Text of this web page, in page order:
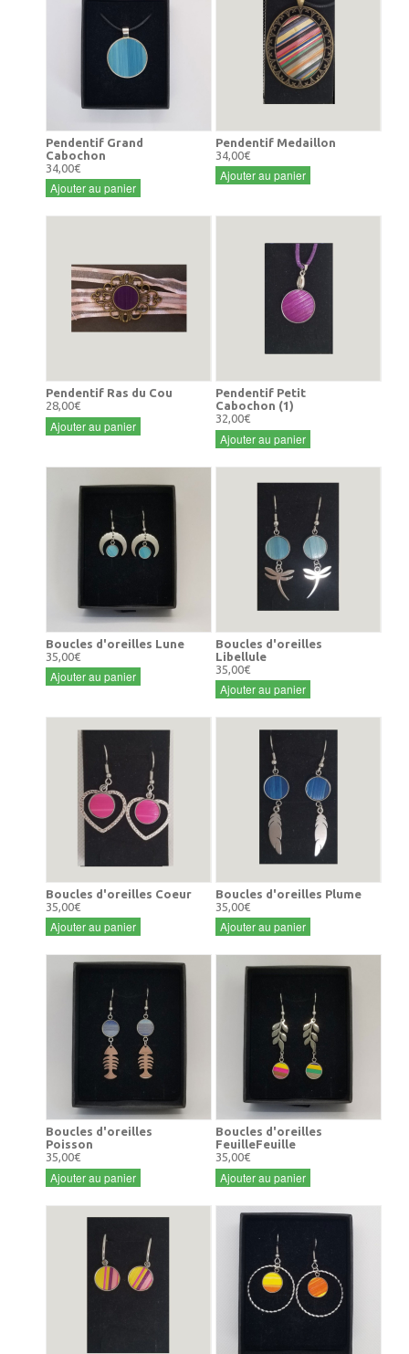
Pendentif Grand
Cabochon
34,00€
Ajouter au panier
Pendentif Medaillon
34,00€
Ajouter au panier
Pendentif Ras du Cou
28,00€
Ajouter au panier
Pendentif Petit
Cabochon (1)
32,00€
Ajouter au panier
Boucles d'oreilles Lune
35,00€
Ajouter au panier
Boucles d'oreilles
Libellule
35,00€
Ajouter au panier
Boucles d'oreilles Coeur
35,00€
Ajouter au panier
Boucles d'oreilles Plume
35,00€
Ajouter au panier
Boucles d'oreilles
Poisson
35,00€
Ajouter au panier
Boucles d'oreilles
FeuilleFeuille
35,00€
Ajouter au panier